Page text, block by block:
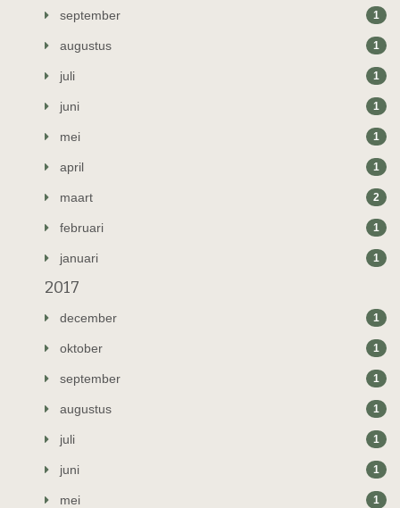
september 1
augustus 1
juli 1
juni 1
mei 1
april 1
maart 2
februari 1
januari 1
2017
december 1
oktober 1
september 1
augustus 1
juli 1
juni 1
mei 1